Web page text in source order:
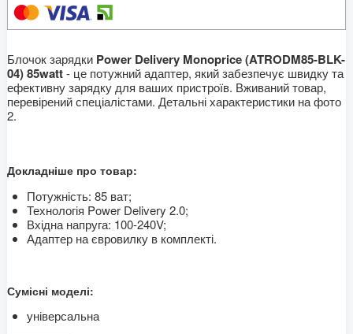
Блочок зарядки Power Delivery Monoprice (ATRODM85-BLK-
04) 85watt- це потужний адаптер, який забезпечує швидку та
ефективну зарядку для ваших пристроїв. Вживаний товар,
перевірений спеціалістами. Детальні характеристики на фото
2.
Докладніше про товар:
Потужність: 85 ват;
Технологія Power Delivery 2.0;
Вхідна напруга: 100-240V;
Адаптер на євровилку в комплекті.
Сумісні моделі:
універсальна